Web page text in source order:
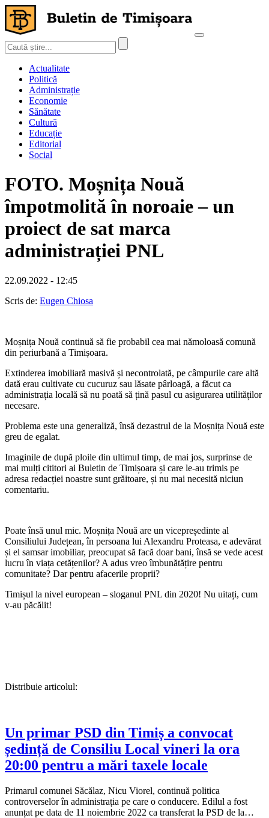
Actualitate
Politică
Administrație
Economie
Sănătate
Cultură
Educație
Editorial
Social
FOTO. Moșnița Nouă
împotmolită în noroaie – un
proiect de sat marca
administrației PNL
22.09.2022 - 12:45
Scris de: Eugen Chiosa
Moșnița Nouă continuă să fie probabil cea mai nămoloasă comună
din periurbană a Timișoara.
Extinderea imobiliară masivă și necontrolată, pe câmpurile care altă
dată erau cultivate cu cucuruz sau lăsate pârloagă, a făcut ca
administrația locală să nu poată să țină pasul cu asigurarea utilităților
necesare.
Problema este una generaliză, însă dezastrul de la Moșnița Nouă este
greu de egalat.
Imaginile de după ploile din ultimul timp, de mai jos, surprinse de
mai mulți cititori ai Buletin de Timișoara și care le-au trimis pe
adresa redacției noastre sunt grăitoare, și nu mai necesită niciun
comentariu.
Poate însă unul mic. Moșnița Nouă are un vicepreședinte al
Consiliului Județean, în persoana lui Alexandru Proteasa, e adevărat
și el samsar imobiliar, preocupat să facă doar bani, însă se vede acest
lucru în viața cetățenilor? A adus vreo îmbunătățire pentru
comunitate? Dar pentru afacerile proprii?
Timișul la nivel european – sloganul PNL din 2020! Nu uitați, cum
v-au păcălit!
Distribuie articolul:
Un primar PSD din Timiș a convocat
ședință de Consiliu Local vineri la ora
20:00 pentru a mări taxele locale
Primarul comunei Săcălaz, Nicu Viorel, continuă politica
controverselor în administrația pe care o conducere. Edilul a fost
anunțat pe data de 11 noiembrie 2022 ca transferat la PSD de la…